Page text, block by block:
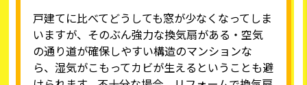
戸建てに比べてどうしても窓が少なくなってしま
いますが、そのぶん強力な換気扇がある・空気
の通り道が確保しやすい構造のマンションな
ら、湿気がこもってカビが生えるということも避